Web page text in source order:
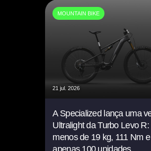
MOUNTAIN BIKE
21 jul. 2026
A Specialized lança uma
Ultralight da Turbo Levo R:
menos de 19 kg, 111 Nm e
apenas 100 unidades